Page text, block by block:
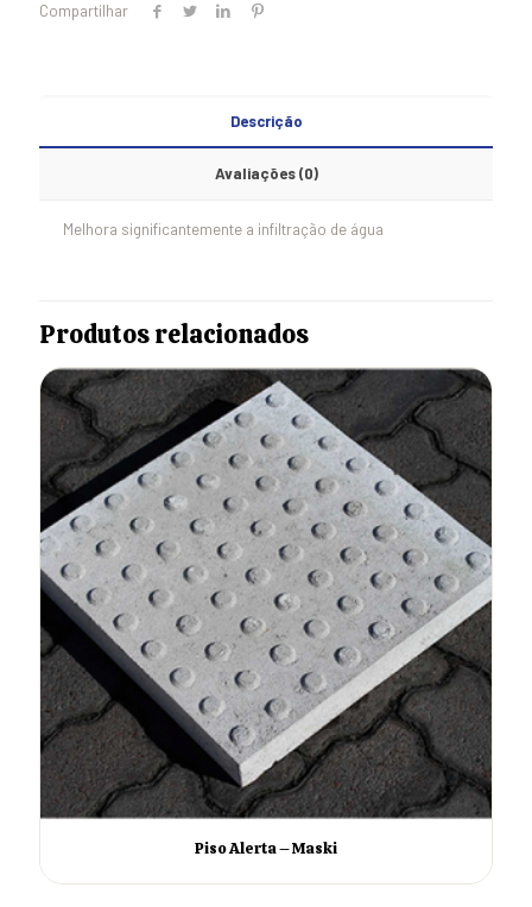
Compartilhar
Descrição
Avaliações (0)
Melhora significantemente a infiltração de água
Produtos relacionados
Piso Alerta – Maski